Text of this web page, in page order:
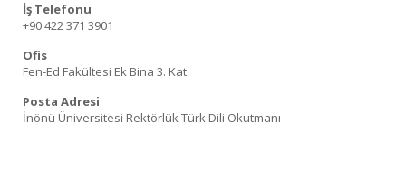
İş Telefonu
+90 422 371 3901
Ofis
Fen-Ed Fakültesi Ek Bina 3. Kat
Posta Adresi
İnönü Üniversitesi Rektörlük Türk Dili Okutmanı